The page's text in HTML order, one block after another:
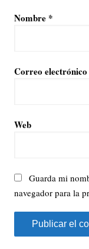
Nombre *
Correo electrónico
Web
Guarda mi
navegador para la